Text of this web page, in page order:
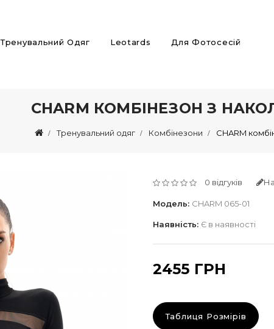
Тренувальний Одяг Leotards Для Фотосесій
CHARM КОМБІНЕЗОН З
Тренувальний одяг Комбінезони CHARM
0 відгуків
Модель: CHARM 065-01
Наявність: Є в наявності
2455 ГРН
Таблиця Розмірів